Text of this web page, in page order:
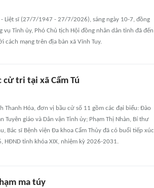
Liệt sĩ (27/7/1947 - 27/7/2026), sáng ngày 10-7, đồng
vụ Tỉnh ủy, Phó Chủ tịch Hội đồng nhân dân tỉnh đã đến
cách mạng trên địa bàn xã Vĩnh Tuy.
tri tại xã Cẩm Tú
Thanh Hóa, đơn vị bầu cử số 11 gồm các đại biểu: Đào
Tuyên giáo và Dân vận Tỉnh ủy; Phạm Thị Nhàn, Bí thư
Bác sĩ Bệnh viện Đa khoa Cẩm Thủy đã có buổi tiếp xúc
tỉnh khóa XIX, nhiệm kỳ 2026-2031.
ma túy